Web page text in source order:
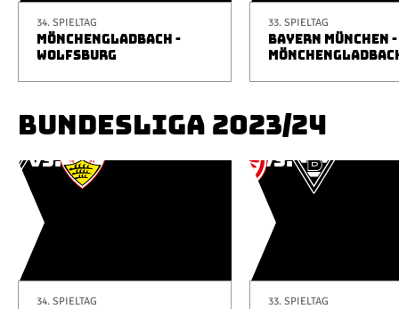
34. SPIELTAG
MÖNCHENGLADBACH -
WOLFSBURG
33. SPIELTAG
BAYERN MÜNCHEN -
BUNDESLIGA 2023/24
34. SPIELTAG 33. SPIELTAG